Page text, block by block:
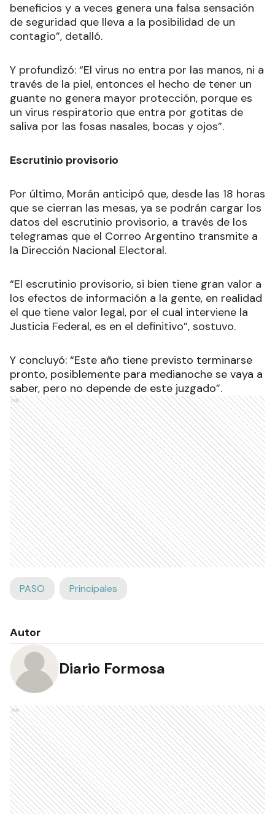
beneficios y a veces genera una falsa sensación
de seguridad que lleva a la posibilidad de un
contagio”, detalló.
Y profundizó: “El virus no entra por las manos, ni a
través de la piel, entonces el hecho de tener un
guante no genera mayor protección, porque es
un virus respiratorio que entra por gotitas de
saliva por las fosas nasales, bocas y ojos”.
Escrutinio provisorio
Por último, Morán anticipó que, desde las 18 horas
que se cierran las mesas, ya se podrán cargar los
datos del escrutinio provisorio, a través de los
telegramas que el Correo Argentino transmite a
la Dirección Nacional Electoral.
“El escrutinio provisorio, si bien tiene gran valor a
los efectos de información a la gente, en realidad
el que tiene valor legal, por el cual interviene la
Justicia Federal, es en el definitivo”, sostuvo.
Y concluyó: “Este año tiene previsto terminarse
pronto, posiblemente para medianoche se vaya a
saber, pero no depende de este juzgado”.
Ads
PASO Principales
Autor
Diario Formosa
Ads